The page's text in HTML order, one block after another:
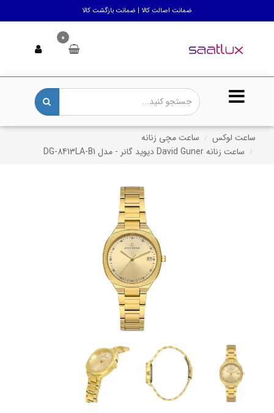
ضمانت اصالت کالا | ضمانت بازگشت کالا
0
ساعت لوکس
ساعت مچی زنانه
ساعت زنانه David Guner دیوید گانر - مدل DG-8413LA-B1